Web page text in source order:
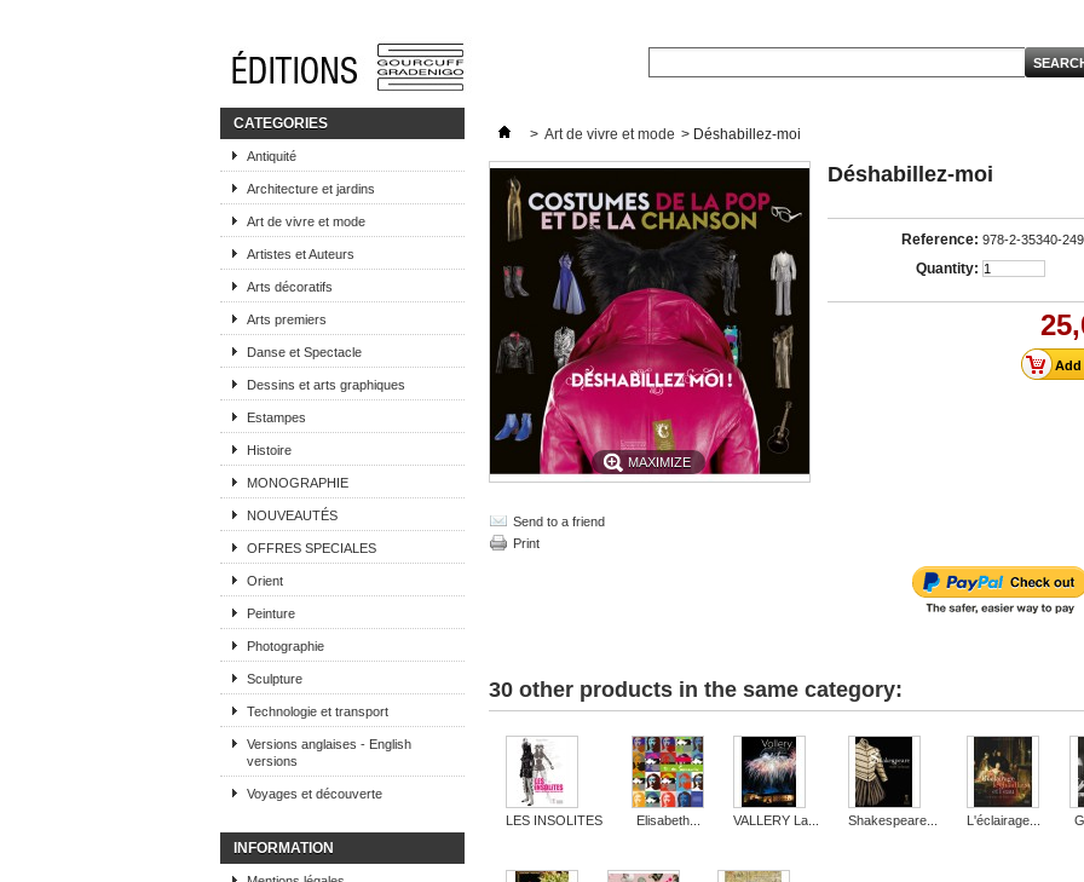
CATEGORIES
Antiquité
Architecture et jardins
Art de vivre et mode
Artistes et Auteurs
Arts décoratifs
Arts premiers
Danse et Spectacle
Dessins et arts graphiques
Estampes
Histoire
MONOGRAPHIE
NOUVEAUTÉS
OFFRES SPECIALES
Orient
Peinture
Photographie
Sculpture
Technologie et transport
Versions anglaises - English
versions
Voyages et découverte
INFORMATION
> Art de vivre et mode > Déshabillez-moi
MAXIMIZE
Send to a friend
Print
Déshabillez-moi
Reference: 978-2-35340-
Quantity:
30 other products in the same category:
LES INSOLITES Elisabeth... VALLERY La... Shakespeare... L'éclairage...